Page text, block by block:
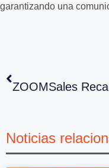
garantizando una
Noticias